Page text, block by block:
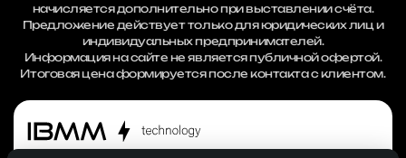
начисляется дополнительно при выставлении счёта.
Предложение действует только для юридических лиц и
индивидуальных предпринимателей.
Информация на сайте не является публичной офертой.
Итоговая цена формируется после контакта с клиентом.